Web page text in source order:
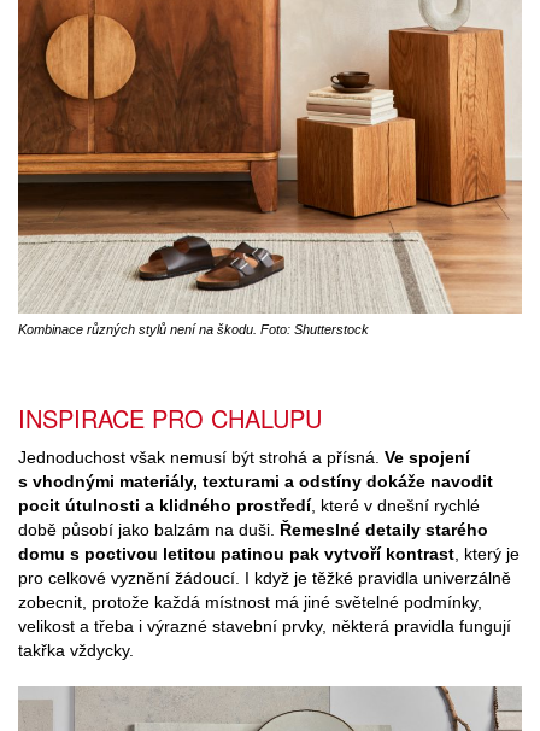
Kombinace různých stylů není na škodu. Foto: Shutterstock
INSPIRACE PRO CHALUPU
Jednoduchost však nemusí být strohá a přísná. Ve spojení
s vhodnými materiály, texturami a odstíny dokáže navodit
pocit útulnosti a klidného prostředí, které v dnešní rychlé
době působí jako balzám na duši. Řemeslné detaily starého
domu s poctivou letitou patinou pak vytvoří kontrast , který je
pro celkové vyznění žádoucí. I když je těžké pravidla univerzálně
zobecnit, protože každá místnost má jiné světelné podmínky,
velikost a třeba i výrazné stavební prvky, některá pravidla fungují
takřka vždycky.